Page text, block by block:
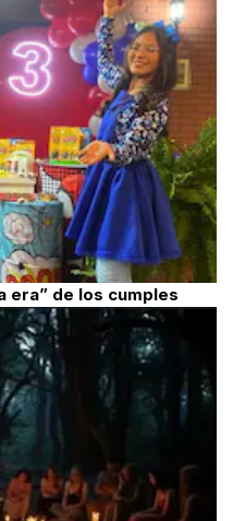
era” de los cumples